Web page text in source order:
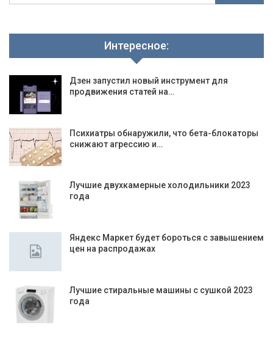
Интересное:
Дзен запустил новый инструмент для
продвижения статей на…
Психиатры обнаружили, что бета-блокаторы
снижают агрессию и…
Лучшие двухкамерные холодильники 2023
года
Яндекс Маркет будет бороться с завышением
цен на распродажах
Лучшие стиральные машины с сушкой 2023
года